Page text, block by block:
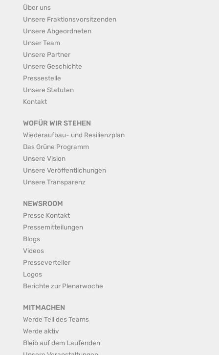
Über uns
Unsere Fraktionsvorsitzenden
Unsere Abgeordneten
Unser Team
Unsere Partner
Unsere Geschichte
Pressestelle
Unsere Statuten
Kontakt
WOFÜR WIR STEHEN
Wiederaufbau- und Resilienzplan
Das Grüne Programm
Unsere Vision
Unsere Veröffentlichungen
Unsere Transparenz
NEWSROOM
Presse Kontakt
Pressemitteilungen
Blogs
Videos
Presseverteiler
Logos
Berichte zur Plenarwoche
MITMACHEN
Werde Teil des Teams
Werde aktiv
Bleib auf dem Laufenden